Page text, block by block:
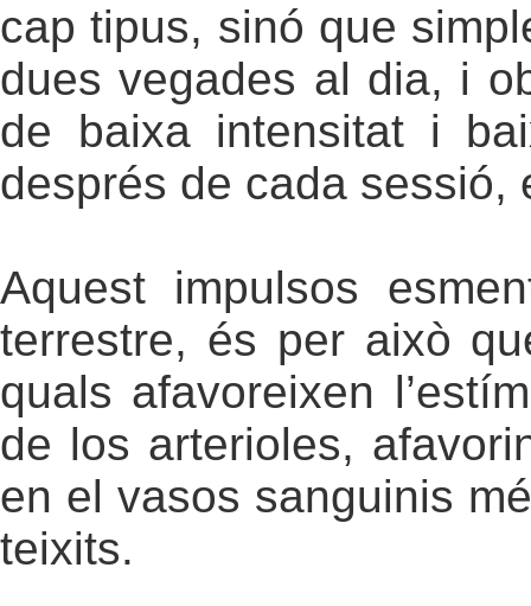
cap tipus, sinó que
dues vegades al dia, i
de baixa intensitat i
després de cada sessió,
Aquest impulsos
terrestre, és per això
quals afavoreixen
de los arterioles,
en el vasos sanguinis
teixits.